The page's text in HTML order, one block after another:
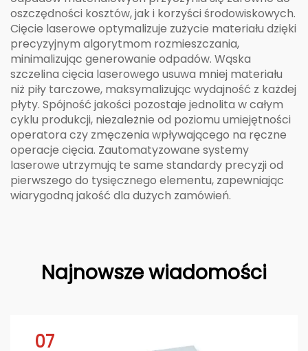
oszczędności kosztów, jak i korzyści środowiskowych.
Cięcie laserowe optymalizuje zużycie materiału dzięki
precyzyjnym algorytmom rozmieszczania,
minimalizując generowanie odpadów. Wąska
szczelina cięcia laserowego usuwa mniej materiału
niż piły tarczowe, maksymalizując wydajność z każdej
płyty. Spójność jakości pozostaje jednolita w całym
cyklu produkcji, niezależnie od poziomu umiejętności
operatora czy zmęczenia wpływającego na ręczne
operacje cięcia. Zautomatyzowane systemy
laserowe utrzymują te same standardy precyzji od
pierwszego do tysięcznego elementu, zapewniając
wiarygodną jakość dla dużych zamówień.
Najnowsze wiadomości
07